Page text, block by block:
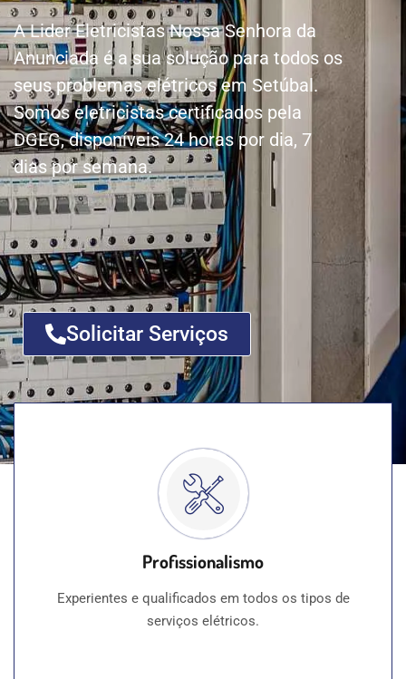
A Lider Eletricistas Nossa Senhora da
Anunciada é a sua solução para todos os
seus problemas elétricos em Setúbal.
Somos eletricistas certificados pela
DGEG, disponíveis 24 horas por dia, 7
dias por semana.
Solicitar Serviços
Profissionalismo
Experientes e qualificados em todos os tipos de
serviços elétricos.